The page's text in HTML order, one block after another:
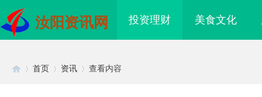
汝阳资讯网 投资理财 美食文化
首页 资讯 查看内容